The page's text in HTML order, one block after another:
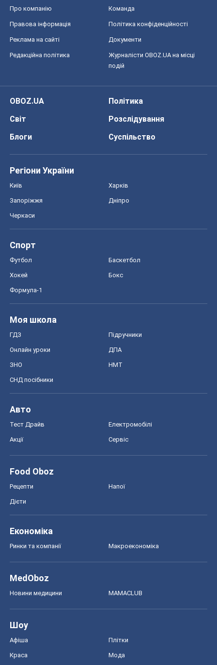
Про компанію Команда
Правова інформація Політика конфіденційності
Реклама на сайті Документи
Редакційна політика
Журналісти OBOZ.UA на місці
подій
OBOZ.UA
Політика
Світ
Розслідування
Блоги
Суспільство
Регіони України
Київ Харків
Запоріжжя Дніпро
Черкаси
Спорт
Футбол Баскетбол
Хокей Бокс
Формула-1
Моя школа
ГДЗ Підручники
Онлайн уроки ДПА
ЗНО НМТ
СНД посібники
Авто
Тест Драйв Електромобілі
Акції Сервіс
Food Oboz
Рецепти Напої
Дієти
Економіка
Ринки та компанії Макроекономіка
MedOboz
Новини медицини MAMACLUB
Шоу
Афіша Плітки
Краса Мода